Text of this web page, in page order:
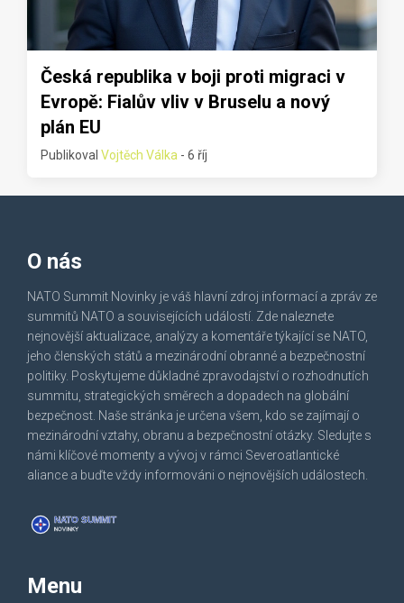
Česká republika v boji proti migraci v
Evropě: Fialův vliv v Bruselu a nový
plán EU
Publikoval Vojtěch Válka - 6 říj
O nás
NATO Summit Novinky je váš hlavní zdroj informací a zpráv ze
summitů NATO a souvisejících událostí. Zde naleznete
nejnovější aktualizace, analýzy a komentáře týkající se NATO,
jeho členských států a mezinárodní obranné a bezpečnostní
politiky. Poskytujeme důkladné zpravodajství o rozhodnutích
summitu, strategických směrech a dopadech na globální
bezpečnost. Naše stránka je určena všem, kdo se zajímají o
mezinárodní vztahy, obranu a bezpečnostní otázky. Sledujte s
námi klíčové momenty a vývoj v rámci Severoatlantické
aliance a buďte vždy informováni o nejnovějších událostech.
Menu